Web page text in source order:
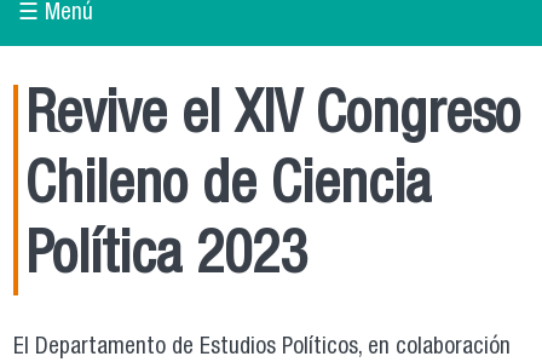
☰ Menú
Revive el XIV Congreso
Chileno de Ciencia
Política 2023
El Departamento de Estudios Políticos, en colaboración